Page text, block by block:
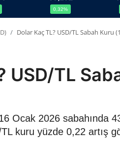
0,32%
Dolar Kaç TL? USD/TL Sabah Kuru
USD/TL
Ocak 2026 sabahında
kuru yüzde 0,22 artış